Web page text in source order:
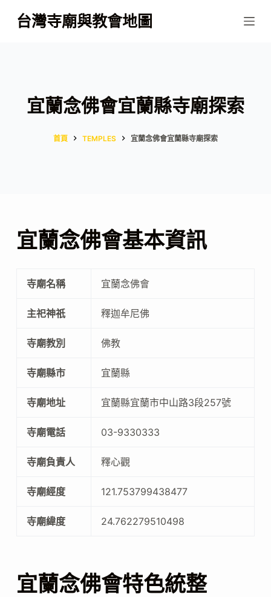
跳
至
台灣寺廟與教會地圖
宜蘭念佛會宜蘭縣寺廟探索
首頁 TEMPLES 宜蘭念佛會宜蘭縣寺廟探索
宜蘭念佛會基本資訊
寺廟名稱 宜蘭念佛會
主祀神祇 釋迦牟尼佛
寺廟教別 佛教
寺廟縣市 宜蘭縣
寺廟地址 宜蘭縣宜蘭市中山路3段257號
寺廟電話 03-9330333
寺廟負責人 釋心觀
寺廟經度 121.753799438477
寺廟緯度 24.762279510498
宜蘭念佛會特色統整